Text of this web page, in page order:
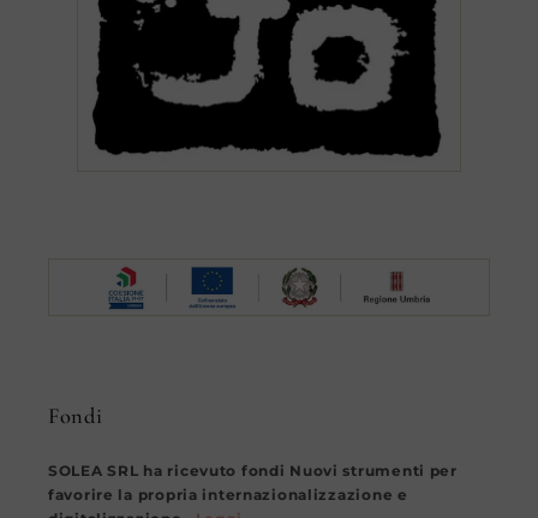
Fondi
SOLEA SRL ha ricevuto fondi Nuovi strumenti per
favorire la propria internazionalizzazione e